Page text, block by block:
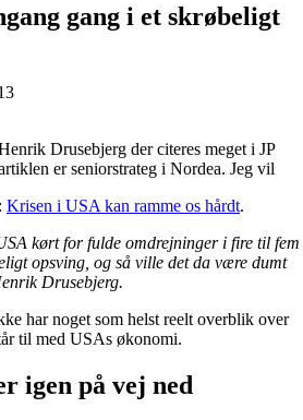
gang i et skrøbeligt
Krisen i USA kan ramme os hårdt.
kørt for fulde omdrejninger i fire til fem
opsving, og så ville det da være dumt
Drusebjerg.
Drusebjerg der citeres meget i JP
er seniorstrateg i Nordea. Jeg vil
har noget som helst reelt overblik over
til med USAs økonomi.
igen på vej ned